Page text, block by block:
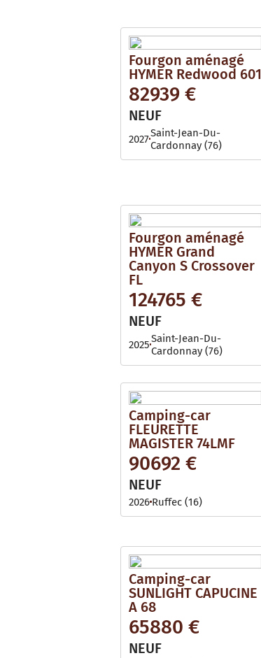
Fourgon aménagé
HYMER Redwood 601
82939 €
NEUF
2027Saint-Jean-Du-
Cardonnay (76)
Fourgon aménagé
HYMER Grand
Canyon S Crossover
FL
124765 €
NEUF
2025Saint-Jean-Du-
Cardonnay (76)
Camping-car
FLEURETTE
MAGISTER 74LMF
90692 €
NEUF
2026 Ruffec (16)
Camping-car
SUNLIGHT CAPUCINE
A 68
65880 €
NEUF